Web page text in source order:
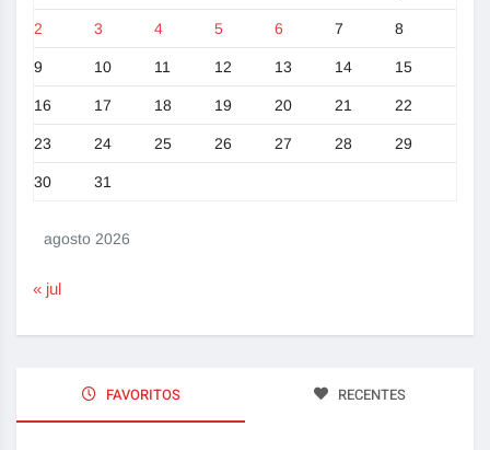
agosto 2026
2 3 4 5 6 7 8
9 10 11 12 13 14 15
16 17 18 19 20 21 22
23 24 25 26 27 28 29
30 31
« jul
FAVORITOS RECENTES